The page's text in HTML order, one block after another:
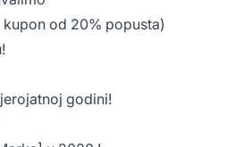
od 20% popusta)
godini!